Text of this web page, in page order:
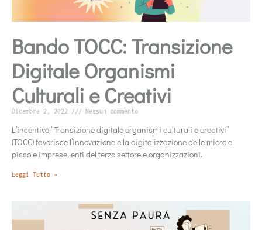
Bando TOCC: Transizione
Digitale Organismi
Culturali e Creativi
Dicembre 2, 2022 Nessun commento
L’incentivo “Transizione digitale organismi culturali e creativi”
(TOCC) favorisce l’innovazione e la digitalizzazione delle micro e
piccole imprese, enti del terzo settore e organizzazioni.
Leggi Tutto »